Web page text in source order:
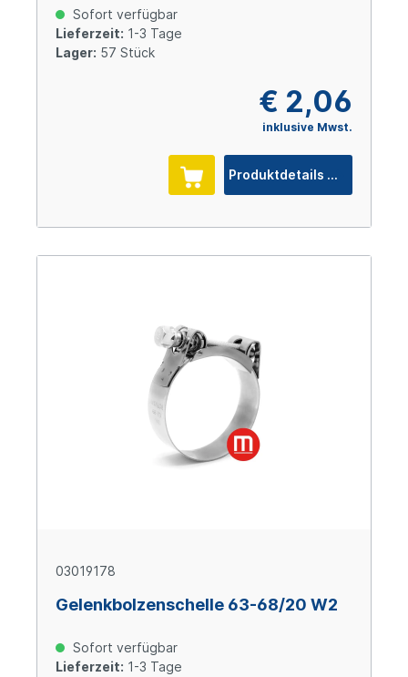
Sofort verfügbar
Lieferzeit: 1-3 Tage
Lager: 57 Stück
€ 2,06
inklusive Mwst.
Produktdetails
03019178
Gelenkbolzenschelle 63-68/20 W2
Sofort verfügbar
Lieferzeit: 1-3 Tage